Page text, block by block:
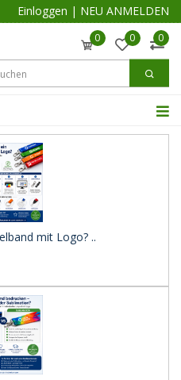
Einloggen | NEU ANMELDEN
0 0 0
mit Logo? ..